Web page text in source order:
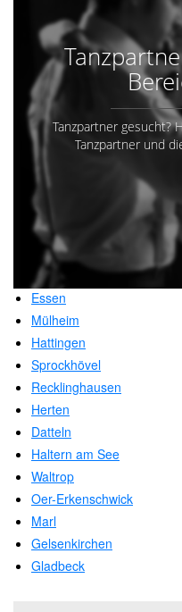
Tanzpartner gesucht?
Tanzpartner und
Essen
Mülheim
Hattingen
Sprockhövel
Recklinghausen
Herten
Datteln
Haltern am See
Waltrop
Oer-Erkenschwick
Marl
Gelsenkirchen
Gladbeck